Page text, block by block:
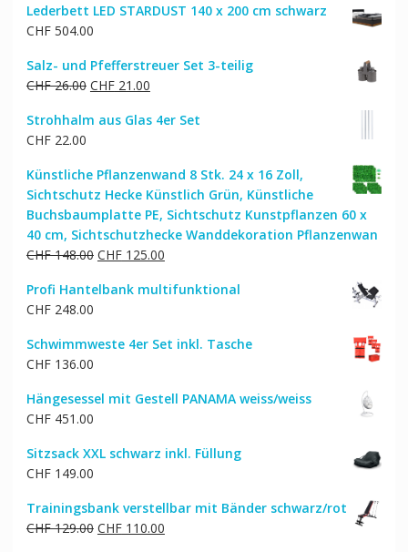
Lederbett LED STARDUST 140 x 200 cm schwarz
CHF504.00
Salz- und Pfefferstreuer Set 3-teilig
CHF26.00 Ursprünglicher
war:
CHF21.00Aktueller
ist:
Strohhalm aus Glas 4er Set
CHF22.00
Künstliche Pflanzenwand 8 Stk. 24 x 16 Zoll,
Sichtschutz Hecke Künstlich Grün, Künstliche
Buchsbaumplatte PE, Sichtschutz Kunstpflanzen 60 x
40 cm, Sichtschutzhecke Wanddekoration Pflanzenwan
CHF148.00 Ursprünglicher
war:
CHF125.00Aktueller
ist:
Profi Hantelbank multifunktional
CHF248.00
Schwimmweste 4er Set inkl. Tasche
CHF136.00
Hängesessel mit Gestell PANAMA weiss/weiss
CHF451.00
Sitzsack XXL schwarz inkl. Füllung
CHF149.00
Trainingsbank verstellbar mit Bänder schwarz/rot
CHF129.00 Ursprünglicher
CHF110.00Aktueller